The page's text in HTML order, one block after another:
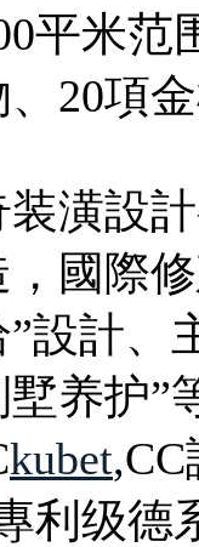
平米
20項
潢設
國際
設計、
养护”
kubet
利级德